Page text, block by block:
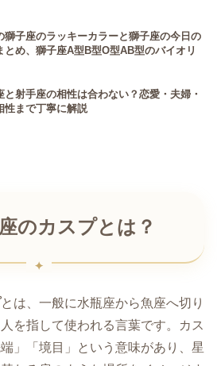
獅子座のラッキーカラーと獅子座の今日の
とめ、獅子座A型B型O型AB型のバイオリ
と射手座の相性は合わない？恋愛・夫婦・
性まで丁寧に解説
のカスプとは？
とは、一般に水瓶座から魚座へ切り
を指して使われる言葉です。カス
」「境目」という意味があり、星